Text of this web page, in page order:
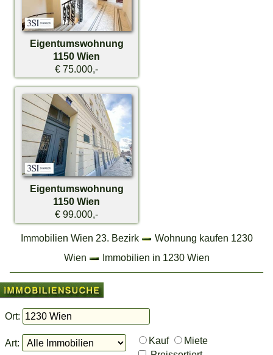
Eigentumswohnung
1150 Wien
€ 75.000,-
Eigentumswohnung
1150 Wien
€ 99.000,-
Immobilien Wien 23. Bezirk
Wohnung kaufen 1230
Wien
Immobilien in 1230 Wien
Ort:
Art: Kauf
Miete